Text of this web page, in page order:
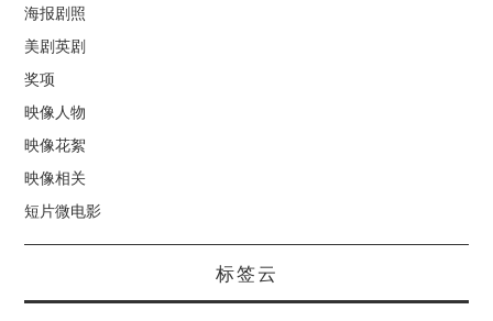
海报剧照
美剧英剧
奖项
映像人物
映像花絮
映像相关
短片微电影
标签云